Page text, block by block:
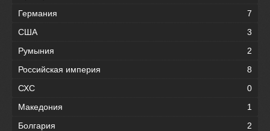
Германия
7
США
3
Румыния
2
Российская империя
8
СХС
0
Македония
1
Болгария
2